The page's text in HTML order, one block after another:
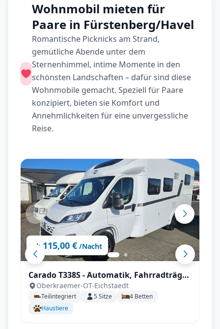
Wohnmobil mieten für
Paare in Fürstenberg/Havel
Romantische Picknicks am Strand,
gemütliche Abende unter dem
Sternenhimmel, intime Momente in den
schönsten Landschaften – dafür sind diese
Wohnmobile gemacht. Speziell für Paare
konzipiert, bieten sie Komfort und
Annehmlichkeiten für eine unvergessliche
Reise.
ab 115,00 € /Nacht
Carado T338S - Automatik, Fahrradträger,
inkl. Sonderzubehör
Oberkraemer-OT-Eichstaedt
Teilintegriert 5Sitze 4 Betten
Haustiere